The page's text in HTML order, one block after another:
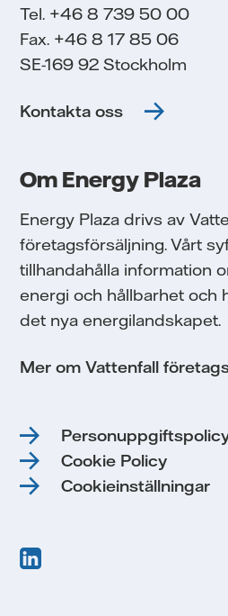
Tel. +46 8 739 50 00
Fax. +46 8 17 85 06
SE-169 92 Stockholm
Kontakta oss
Om Energy Plaza
Energy Plaza drivs av
företagsförsäljning. Vårt
tillhandahålla information
energi och hållbarhet och
det nya energilandskapet.
Mer om Vattenfall
Cookie Policy
Cookieinställningar